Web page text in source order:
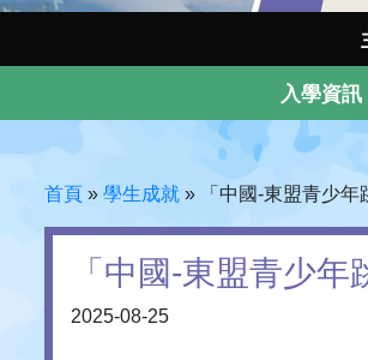
入學資訊
首頁 » 學生成就 » 「中國-東盟青少
「中國-東盟青少
2025-08-25